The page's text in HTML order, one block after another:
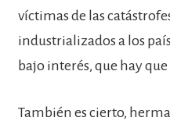
víctimas de las
industrializados a los
bajo interés, que hay
También es cierto,